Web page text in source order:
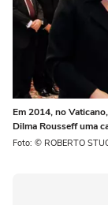
Em 2014, no
Dilma Rousseff uma
Foto: © ROBERTO